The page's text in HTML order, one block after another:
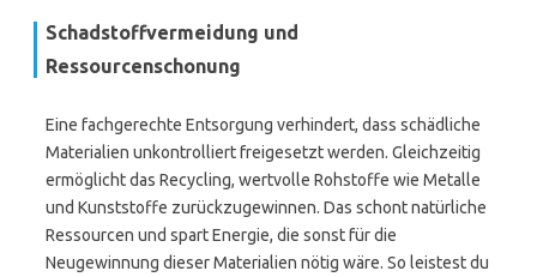
Schadstoffvermeidung und
Ressourcenschonung
Eine fachgerechte Entsorgung verhindert, dass schädliche
Materialien unkontrolliert freigesetzt werden. Gleichzeitig
ermöglicht das Recycling, wertvolle Rohstoffe wie Metalle
und Kunststoffe zurückzugewinnen. Das schont natürliche
Ressourcen und spart Energie, die sonst für die
Neugewinnung dieser Materialien nötig wäre. So leistest du